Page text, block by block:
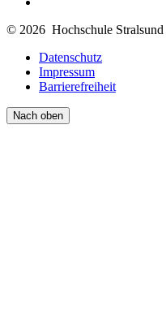
© 2026 Hochschule Stralsund
Datenschutz
Impressum
Barrierefreiheit
Nach oben